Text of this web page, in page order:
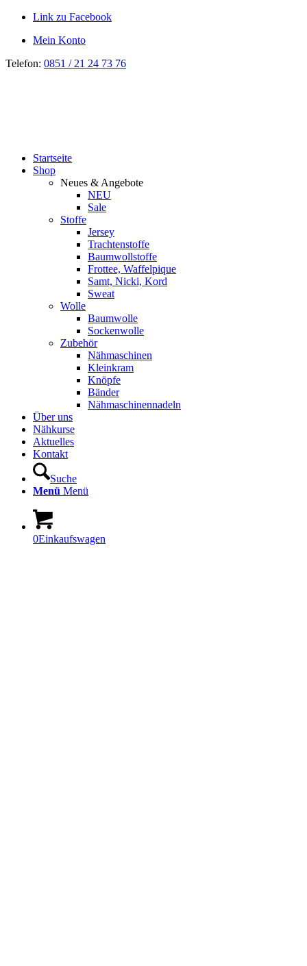
Link zu Facebook
Mein Konto
Telefon: 0851 / 21 24 73 76
Startseite
Shop
Neues & Angebote
NEU
Sale
Stoffe
Jersey
Trachtenstoffe
Baumwollstoffe
Frottee, Waffelpique
Samt, Nicki, Kord
Sweat
Wolle
Baumwolle
Sockenwolle
Zubehör
Nähmaschinen
Kleinkram
Knöpfe
Bänder
Nähmaschinennadeln
Über uns
Nähkurse
Aktuelles
Kontakt
Suche
Menü Menü
0Einkaufswagen